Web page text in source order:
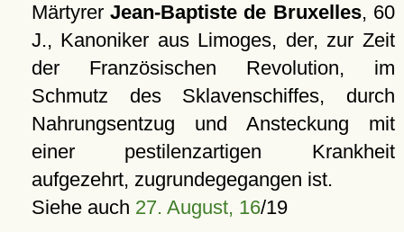
MärtyrerJean-Baptiste de Bruxelles, 60
J., Kanoniker aus Limoges, der, zur Zeit
der Französischen Revolution, im
Schmutz des Sklavenschiffes, durch
Nahrungsentzug und Ansteckung mit
einer pestilenzartigen Krankheit
aufgezehrt, zugrundegegangen ist.
Siehe auch 27. August, 16/19